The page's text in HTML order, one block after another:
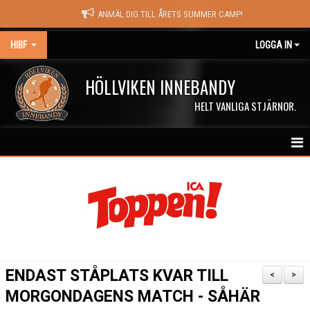
ANMÄL DIG TILL ÅRETS SUMMER CAMP!
HIBF LOGGA IN
HÖLLVIKEN INNEBANDY
HELT VANLIGA STJÄRNOR.
KALENDER
>
<
ENDAST STÅPLATS KVAR TILL
MORGONDAGENS MATCH - SÅHÄR